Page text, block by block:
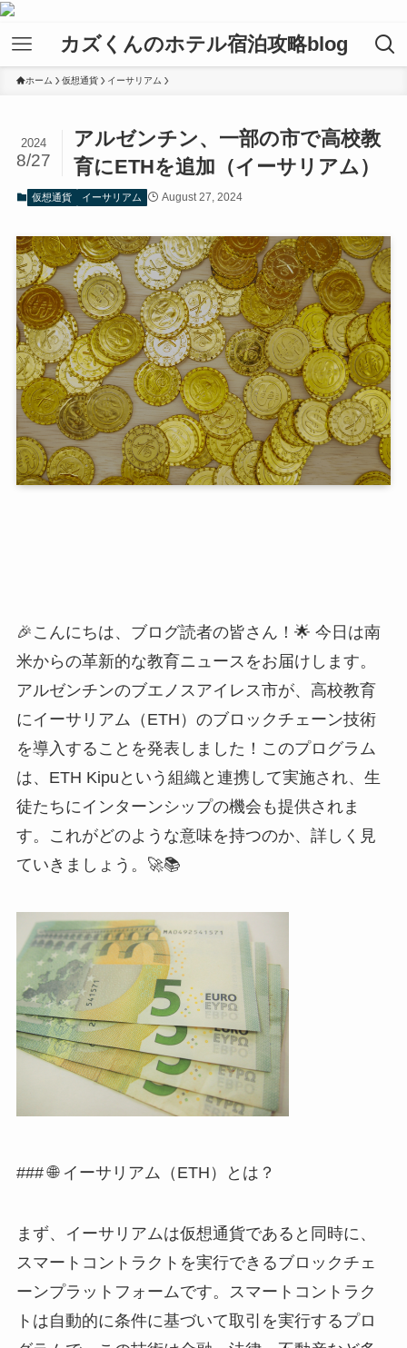
カズくんのホテル宿泊攻略blog
ホーム 仮想通貨 イーサリアム
アルゼンチン、一部の市で高校教
育にETHを追加（イーサリアム）
2024
8/27
仮想通貨 イーサリアム August 27, 2024
🎉こんにちは、ブログ読者の皆さん！🌟 今日は南
米からの革新的な教育ニュースをお届けします。
アルゼンチンのブエノスアイレス市が、高校教育
にイーサリアム（ETH）のブロックチェーン技術
を導入することを発表しました！このプログラム
は、ETH Kipuという組織と連携して実施され、生
徒たちにインターンシップの機会も提供されま
す。これがどのような意味を持つのか、詳しく見
ていきましょう。🚀📚
### 🌐 イーサリアム（ETH）とは？
まず、イーサリアムは仮想通貨であると同時に、
スマートコントラクトを実行できるブロックチェ
ーンプラットフォームです。スマートコントラク
トは自動的に条件に基づいて取引を実行するプロ